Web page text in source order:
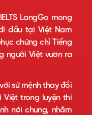
LangGo mong
đầu tại Việt Nam
chứng chỉ Tiếng
người Việt vươn ra
sứ mệnh thay đổi
Việt trong luyện thi
nói chung, nhằm